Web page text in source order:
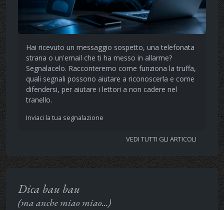
Hai ricevuto un messaggio sospetto, una telefonata
strana o un'email che ti ha messo in allarme?
Segnalacelo. Racconteremo come funziona la truffa,
quali segnali possono aiutare a riconoscerla e come
difendersi, per aiutare i lettori a non cadere nel
tranello.
Inviaci la tua segnalazione
VEDI TUTTI GLI ARTICOLI
Dica bau bau
(ma anche miao miao...)